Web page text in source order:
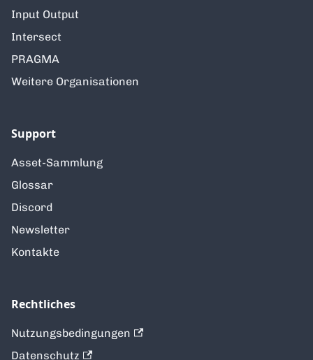
Input Output
Intersect
PRAGMA
Weitere Organisationen
Support
Asset-Sammlung
Glossar
Discord
Newsletter
Kontakte
Rechtliches
Nutzungsbedingungen
Datenschutz